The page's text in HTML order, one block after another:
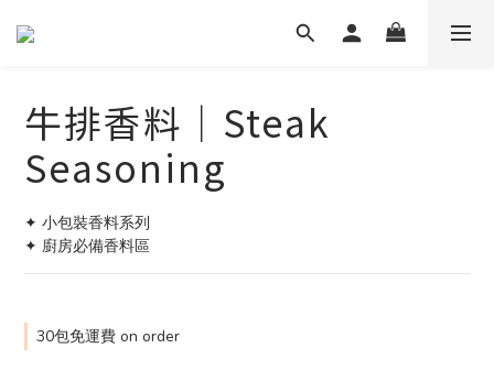
牛排香料｜Steak
Seasoning
✦ 小包裝香料系列
✦ 廚房必備香料區
30包免運費 on order